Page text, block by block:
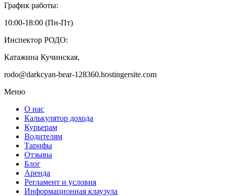
График работы:
10:00-18:00 (Пн-Пт)
Инспектор РОДО:
Катажина Кучинская,
rodo@darkcyan-bear-128360.hostingersite.com
Меню
О нас
Калькулятор дохода
Курьерам
Водителям
Тарифы
Отзывы
Блог
Аренда
Регламент и условия
Информационная клаузула